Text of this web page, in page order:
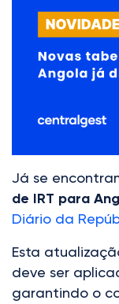
Já se
de IRT para
Diário da
Esta
deve ser
garantindo o